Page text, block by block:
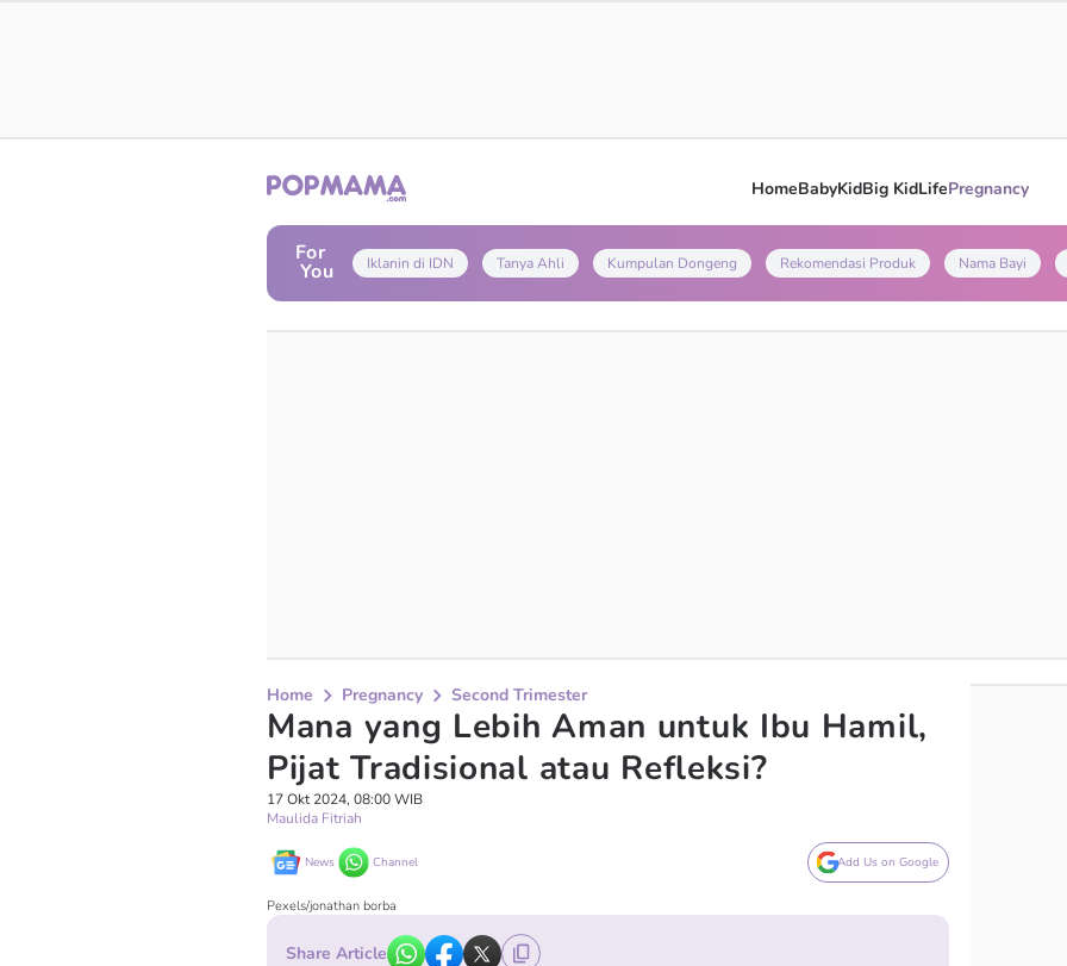
HomeBabyKidBig KidLifePregnancy
For
You Iklanin di IDN Tanya Ahli Kumpulan Dongeng Rekomendasi Produk Nama Bayi
Home Pregnancy Second Trimester
Mana yang Lebih Aman untuk Ibu Hamil,
Pijat Tradisional atau Refleksi?
17 Okt 2024, 08:00 WIB
Maulida Fitriah
News Channel Add Us on Google
Pexels/jonathan borba
Share Article